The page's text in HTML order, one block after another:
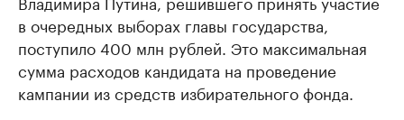
в очередных выборах главы государства,
поступило 400 млн рублей. Это максимальная
сумма расходов кандидата на проведение
кампании из средств избирательного фонда.